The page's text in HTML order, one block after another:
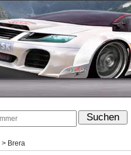
> Brera